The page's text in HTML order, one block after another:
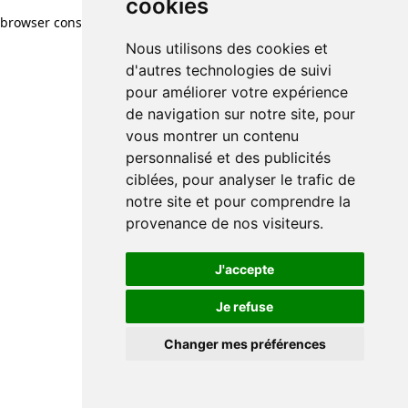
cookies
Nous utilisons des cookies et
d'autres technologies de suivi
pour améliorer votre expérience
de navigation sur notre site, pour
vous montrer un contenu
personnalisé et des publicités
ciblées, pour analyser le trafic de
notre site et pour comprendre la
provenance de nos visiteurs.
J'accepte
Je refuse
Changer mes préférences
browser console for more information)